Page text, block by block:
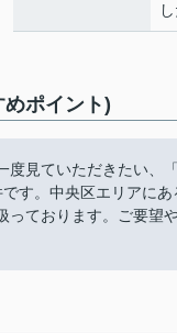
ポイント)
度見ていただきたい、
す。中央区エリアに
ております。ご要望